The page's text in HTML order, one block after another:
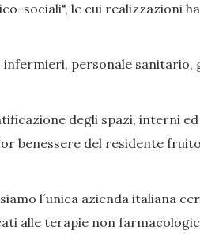
sociali", le cui realizzazioni
personale sanitario,
degli spazi, interni
benessere del residente
l´unica azienda italiana
alle terapie non